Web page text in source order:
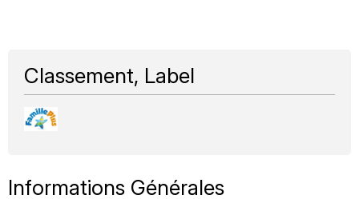
Classement, Label
Informations Générales